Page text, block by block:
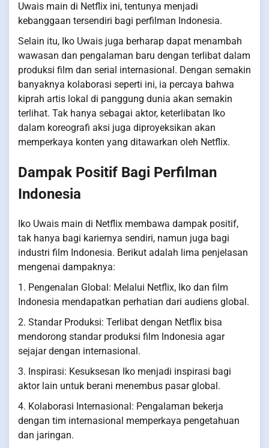
Uwais main di Netflix ini, tentunya menjadi
kebanggaan tersendiri bagi perfilman Indonesia.
Selain itu, Iko Uwais juga berharap dapat menambah
wawasan dan pengalaman baru dengan terlibat dalam
produksi film dan serial internasional. Dengan semakin
banyaknya kolaborasi seperti ini, ia percaya bahwa
kiprah artis lokal di panggung dunia akan semakin
terlihat. Tak hanya sebagai aktor, keterlibatan Iko
dalam koreografi aksi juga diproyeksikan akan
memperkaya konten yang ditawarkan oleh Netflix.
Dampak Positif Bagi Perfilman
Indonesia
Iko Uwais main di Netflix membawa dampak positif,
tak hanya bagi kariernya sendiri, namun juga bagi
industri film Indonesia. Berikut adalah lima penjelasan
mengenai dampaknya:
1. Pengenalan Global: Melalui Netflix, Iko dan film
Indonesia mendapatkan perhatian dari audiens global.
2. Standar Produksi: Terlibat dengan Netflix bisa
mendorong standar produksi film Indonesia agar
sejajar dengan internasional.
3. Inspirasi: Kesuksesan Iko menjadi inspirasi bagi
aktor lain untuk berani menembus pasar global.
4. Kolaborasi Internasional: Pengalaman bekerja
dengan tim internasional memperkaya pengetahuan
dan jaringan.